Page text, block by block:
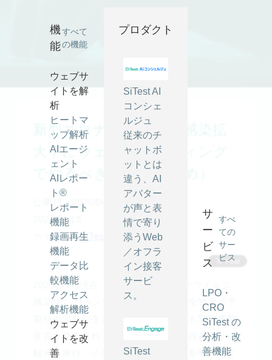
機
能
すべて
の機能
ウェブサ
イトを解
析
ヒートマ
ップ解析
AIエージ
ェント
AIレポー
ト®
レポート
機能
録画再生
機能
データ比
較機能
アクセス
解析機能
ウェブサ
イトを改
善
プロダクト
SiTest AI
コンシェ
ルジュ
従来のチ
ャットボ
ットとは
違う、AI
アバター
が声と表
情で寄り
添うWeb
／オフラ
イン接客
サービ
ス。
SiTest
サ
ー
ビ
ス
すべ
ての
サー
ビス
LPO・
CRO
SiTest の
分析・改
善機能
新型コロナウイルスの感染拡
大下にウェブマーケティング
でやるべきこと（まとめ）
公開日：2020/04/14 最終更新日：
2021/11/18
カテゴリ -SiTest活用事例,その他
2020年4月現在、COVID-19（コロナウイルス
感染症）のパンデミックによって、全世界で予
期せぬ混乱が生じています。日本でも緊急事態
宣言が発令され、感染予防のための自粛により
観光、旅行、小売など様々な業界に影響が出て